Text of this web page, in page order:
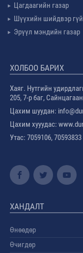
Цагдаагийн газар
Шүүхийн шийдвэр
Эрүүл мэндийн газар
ХОЛБОО БАРИХ
Хаяг. Нутгийн
205, 7-р баг,
Цахим шуудан:
Цахим хууудас:
Утас: 7059106, 70593833
ХАНДАЛТ
Өнөөдөр
Өчигдөр